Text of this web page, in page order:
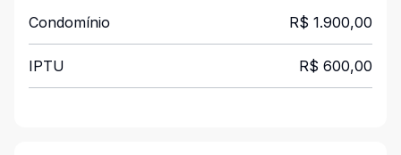
Condomínio R$ 1.900,00
IPTU R$ 600,00